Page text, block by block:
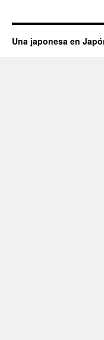
Una japonesa en